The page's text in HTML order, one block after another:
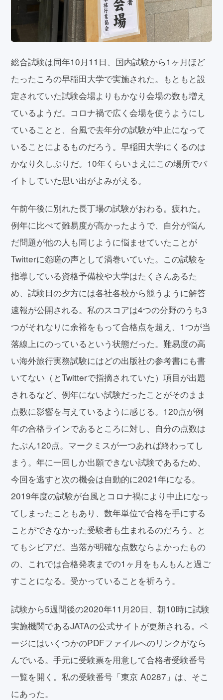
総合試験は同年10月11日、国内試験から1ヶ月ほど
たったころの早稲田大学で実施された。もともと設
定されていた試験会場よりもかなり会場の数も増え
ているようだ。コロナ禍で広く会場を使うようにし
ていることと、台風で去年分の試験が中止になって
いることによるものだろう。早稲田大学にくるのは
かなり久しぶりだ。10年くらいまえにこの場所でバ
イトしていた思い出がよみがえる。
午前午後に別れた長丁場の試験がおわる。疲れた。
例年に比べて難易度が高かったようで、自分が悩ん
だ問題が他の人も同じように悩ませていたことが
Twitterに怨嗟の声として渦巻いていた。この試験を
指導している資格予備校や大学はたくさんあるた
め、試験日の夕方には各社各校から競うように解答
速報が公開される。私のスコアは4つの分野のうち3
つがそれなりに余裕をもって合格点を超え、1つが当
落線上にのっているという状態だった。難易度の高
い海外旅行実務試験にはどの出版社の参考書にも書
いてない（とTwitterで指摘されていた）項目が出題
されるなど、例年にない試験だったことがそのまま
点数に影響を与えているように感じる。120点が例
年の合格ラインであるところに対し、自分の点数は
たぶん120点。マークミスが一つあれば終わってし
まう。年に一回しか出願できない試験であるため、
今回を逃すと次の機会は自動的に2021年になる。
2019年度の試験が台風とコロナ禍により中止になっ
てしまったこともあり、数年単位で合格を手にする
ことができなかった受験者も生まれるのだろう。と
てもシビアだ。当落が明確な点数ならよかったもの
の、これでは合格発表までの1ヶ月をもんもんと過ご
すことになる。受かっていることを祈ろう。
試験から5週間後の2020年11月20日、朝10時に試験
実施機関であるJATAの公式サイトが更新される。ペ
ージにはいくつかのPDFファイルへのリンクがなら
んでいる。手元に受験票を用意して合格者受験番号
一覧を開く。私の受験番号「東京 A0287」は、そこ
にあった。